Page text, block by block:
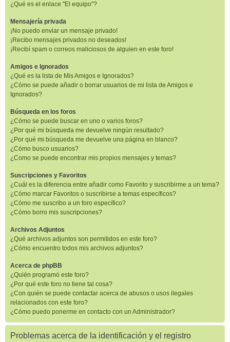
¿Qué es el enlace "El equipo"?
Mensajería privada
¡No puedo enviar un mensaje privado!
¡Recibo mensajes privados no deseados!
¡Recibí spam o correos maliciosos de alguien en este foro!
Amigos e Ignorados
¿Qué es la lista de Mis Amigos e Ignorados?
¿Cómo se puede añadir o borrar usuarios de mi lista de Amigos e
Ignorados?
Búsqueda en los foros
¿Cómo se puede buscar en uno o varios foros?
¿Por qué mi búsqueda me devuelve ningún resultado?
¿Por qué mi búsqueda me devuelve una página en blanco?
¿Cómo busco usuarios?
¿Como se puede encontrar mis propios mensajes y temas?
Suscripciones y Favoritos
¿Cuál es la diferencia entre añadir como Favorito y suscribirme a un tema?
¿Cómo marcar Favoritos o suscribirse a temas específicos?
¿Cómo me suscribo a un foro específico?
¿Cómo borro mis suscripciones?
Archivos Adjuntos
¿Qué archivos adjuntos son permitidos en este foro?
¿Cómo encuentro todos mis archivos adjuntos?
Acerca de phpBB
¿Quién programó este foro?
¿Por qué este foro no tiene tal cosa?
¿Con quién se puede contactar acerca de abusos o usos ilegales
relacionados con este foro?
¿Cómo puedo ponerme en contacto con un Administrador?
Problemas acerca de la identificación y el registro